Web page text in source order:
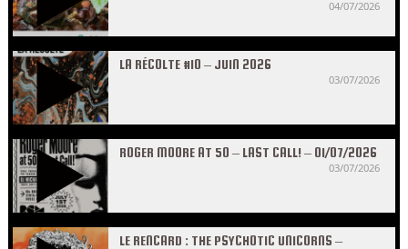
04/07/2026
LA RÉCOLTE #10 – JUIN 2026
03/07/2026
ROGER MOORE AT 50 – LAST CALL! – 01/07/2026
03/07/2026
LE RENCARD : THE PSYCHOTIC UNICORNS –